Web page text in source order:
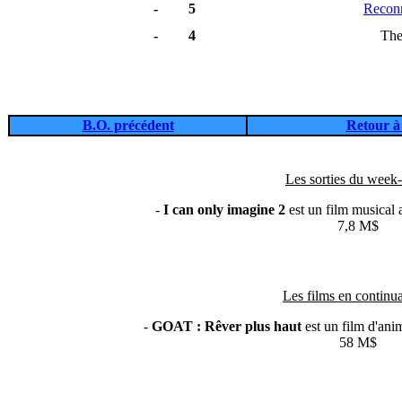
-
5
-
4
B.O. précédent Retour
Les sorties du
- I can only imagine 2 est un film musical
7,8 M$
Les films en
- GOAT : Rêver plus haut est un film
58 M$